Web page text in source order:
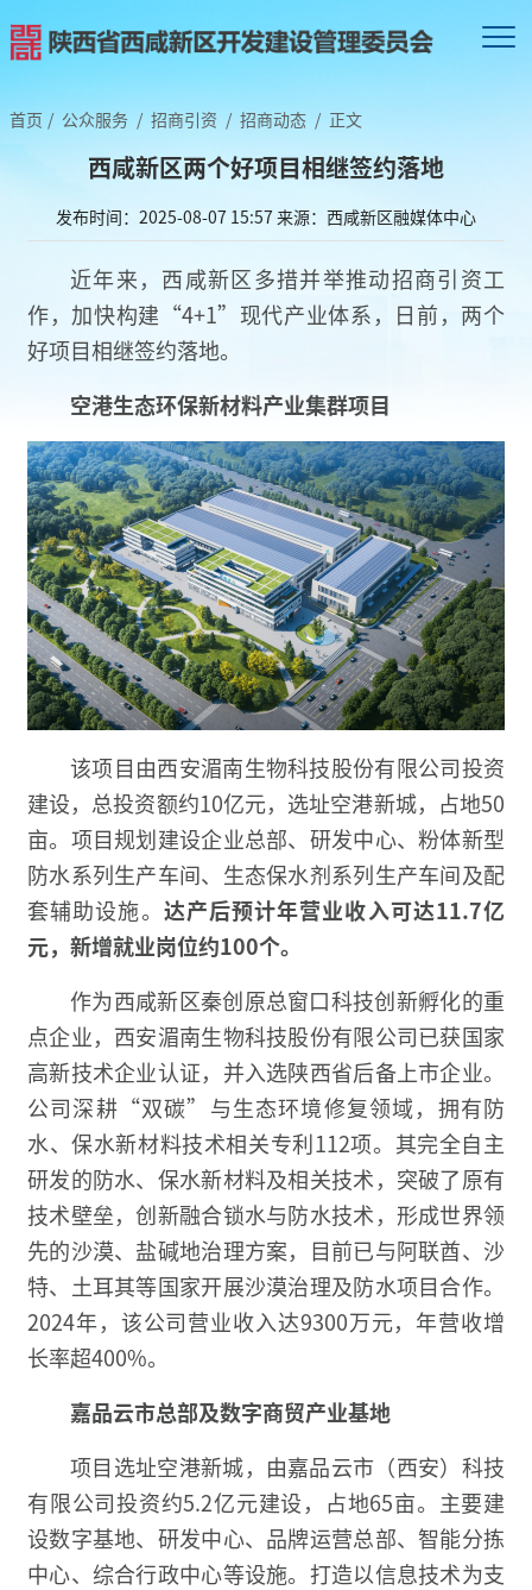
首页 / 公众服务 / 招商引资 / 招商动态 / 正文
西咸新区两个好项目相继签约落地
发布时间：2025-08-07 15:57 来源：西咸新区融媒体中心
近年来，西咸新区多措并举推动招商引资工
作，加快构建“4+1”现代产业体系，日前，两个
好项目相继签约落地。
空港生态环保新材料产业集群项目
该项目由西安湄南生物科技股份有限公司投资
建设，总投资额约10亿元，选址空港新城，占地50
亩。项目规划建设企业总部、研发中心、粉体新型
防水系列生产车间、生态保水剂系列生产车间及配
套辅助设施。 达产后预计年营业收入可达11.7亿
元，新增就业岗位约100个。
作为西咸新区秦创原总窗口科技创新孵化的重
点企业，西安湄南生物科技股份有限公司已获国家
高新技术企业认证，并入选陕西省后备上市企业。
公司深耕“双碳”与生态环境修复领域，拥有防
水、保水新材料技术相关专利112项。其完全自主
研发的防水、保水新材料及相关技术，突破了原有
技术壁垒，创新融合锁水与防水技术，形成世界领
先的沙漠、盐碱地治理方案，目前已与阿联酋、沙
特、土耳其等国家开展沙漠治理及防水项目合作。
2024年，该公司营业收入达9300万元，年营收增
长率超400%。
嘉品云市总部及数字商贸产业基地
项目选址空港新城，由嘉品云市（西安）科技
有限公司投资约5.2亿元建设，占地65亩。主要建
设数字基地、研发中心、品牌运营总部、智能分拣
中心、综合行政中心等设施。打造以信息技术为支